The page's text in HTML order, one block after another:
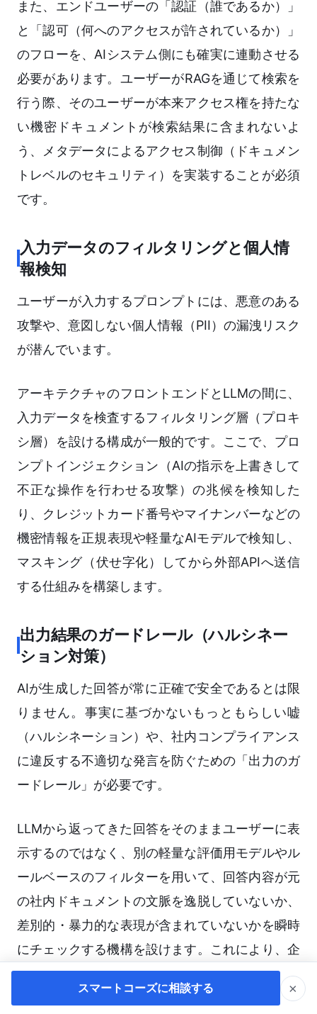
また、エンドユーザーの「認証（誰であるか）」
と「認可（何へのアクセスが許されているか）」
のフローを、AIシステム側にも確実に連動させる
必要があります。ユーザーがRAGを通じて検索を
行う際、そのユーザーが本来アクセス権を持たな
い機密ドキュメントが検索結果に含まれないよ
う、メタデータによるアクセス制御（ドキュメン
トレベルのセキュリティ）を実装することが必須
です。
入力データのフィルタリングと個人情
報検知
ユーザーが入力するプロンプトには、悪意のある
攻撃や、意図しない個人情報（PII）の漏洩リスク
が潜んでいます。
アーキテクチャのフロントエンドとLLMの間に、
入力データを検査するフィルタリング層（プロキ
シ層）を設ける構成が一般的です。ここで、プロ
ンプトインジェクション（AIの指示を上書きして
不正な操作を行わせる攻撃）の兆候を検知した
り、クレジットカード番号やマイナンバーなどの
機密情報を正規表現や軽量なAIモデルで検知し、
マスキング（伏せ字化）してから外部APIへ送信
する仕組みを構築します。
出力結果のガードレール（ハルシネー
ション対策）
AIが生成した回答が常に正確で安全であるとは限
りません。事実に基づかないもっともらしい嘘
（ハルシネーション）や、社内コンプライアンス
に違反する不適切な発言を防ぐための「出力のガ
ードレール」が必要です。
LLMから返ってきた回答をそのままユーザーに表
示するのではなく、別の軽量な評価用モデルやル
ールベースのフィルターを用いて、回答内容が元
の社内ドキュメントの文脈を逸脱していないか、
差別的・暴力的な表現が含まれていないかを瞬時
にチェックする機構を設けます。これにより、企
業としてのレピュテーションリスクを最小限に抑
えることができます。
スマートコーズに相談する ×